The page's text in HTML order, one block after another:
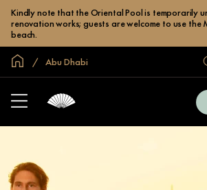
Kindly note that the Oriental Pool is temporarily
renovation works; guests are welcome to use the
beach.
In der Welt zu Hause
Abu Dhabi